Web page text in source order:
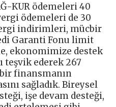
KUR ödemeleri 40
ödemeleri de 30
indirimleri, mücbir
Garanti Fonu limit
ekonomimize destek
teşvik ederek 267
finansmanın
sağladık. Bireysel
işe devam desteği,